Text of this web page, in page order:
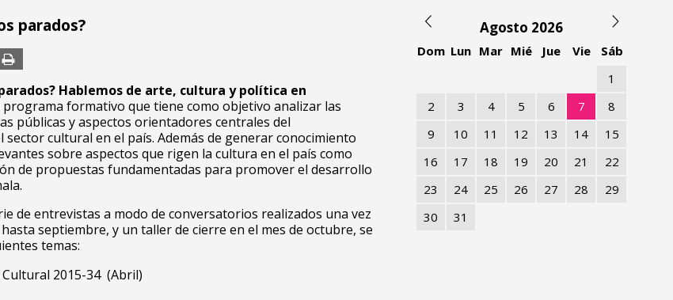
parados?
Hablemos de arte, cultura y política en
programa formativo que tiene como objetivo analizar las
públicas y aspectos orientadores centrales del
cultural en el país. Además de generar conocimiento
sobre aspectos que rigen la cultura en el país como
de propuestas fundamentadas para promover el desarrollo
de entrevistas a modo de conversatorios realizados una vez
septiembre, y un taller de cierre en el mes de octubre, se
temas:
Cultural 2015-34 (Abril)
Agosto 2026
Dom Lun Mar Mié Jue Vie
Sáb
1
2
3 4 5 6 7
8
9
10 11 12 13 14
15
16
17 18 19 20 21
22
23
24 25 26 27 28
29
30
31